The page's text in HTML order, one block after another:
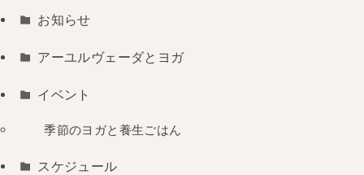
お知らせ
アーユルヴェーダとヨガ
イベント
季節のヨガと養生ごはん
スケジュール